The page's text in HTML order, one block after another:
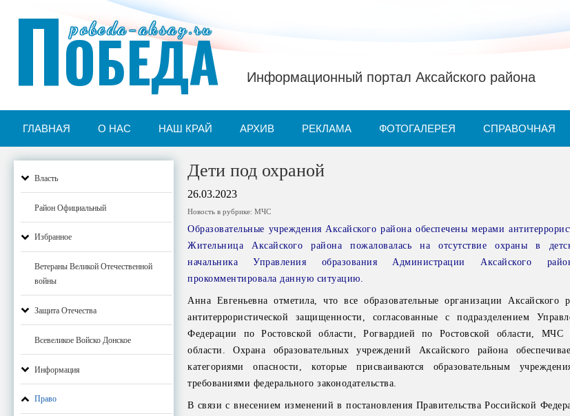
pobeda-aksay.ru
ПОБЕДА Информационный портал Аксайского района
ГЛАВНАЯ О НАС НАШ КРАЙ АРХИВ РЕКЛАМА ФОТОГАЛЕРЕЯ СПРАВОЧНАЯ
Власть
Район Официальный
Избранное
Ветераны Великой Отечественной
войны
Защита Отечества
Всевеликое Войско Донское
Информация
Право
Дети под охраной
26.03.2023
Новость в рубрике:МЧС
Образовательные учреждения Аксайского района обеспечены мерами
Жительница Аксайского района пожаловалась на отсутствие охраны в
начальника Управления образования Администрации Аксайского
прокомментировала данную ситуацию.
Анна Евгеньевна отметила, что все образовательные организации Аксайского
антитеррористической защищенности, согласованные с подразделением
Федерации по Ростовской области, Рогвардией по Ростовской области, МЧС
области. Охрана образовательных учреждений Аксайского района
категориями опасности, которые присваиваются образовательным
требованиями федерального законодательства.
В связи с внесением изменений в постановления Правительства Российской